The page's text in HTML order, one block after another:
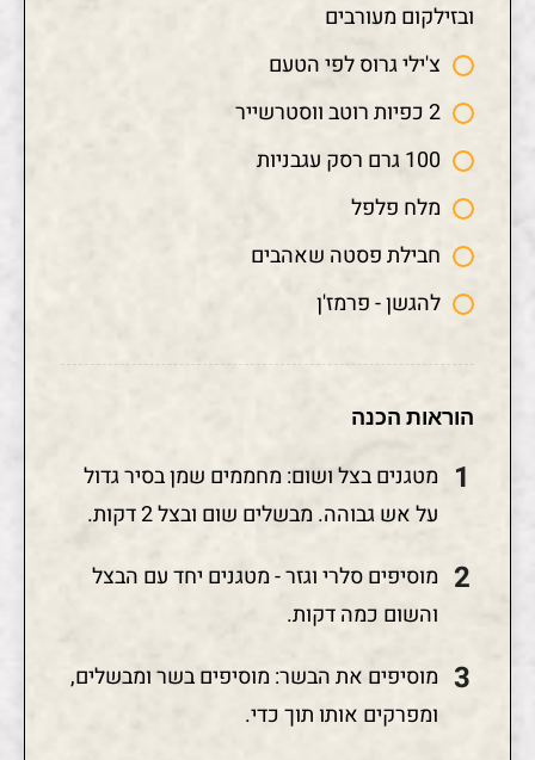
ובזילקום מעורבים
צ'ילי גרוס לפי הטעם
2 כפיות רוטב ווסטרשייר
100 גרם רסק עגבניות
מלח פלפל
חבילת פסטה שאהבים
להגשן - פרמז'ן
הוראות הכנה
מטגנים בצל ושום: מחממים שמן בסיר גדול
על אש גבוהה. מבשלים שום ובצל 2 דקות.
מוסיפים סלרי וגזר - מטגנים יחד עם הבצל
והשום כמה דקות.
מוסיפים את הבשר: מוסיפים בשר ומבשלים,
ומפרקים אותו תוך כדי.